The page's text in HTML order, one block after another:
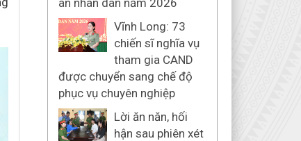
an nhân dân năm 2026
Vĩnh Long: 73
chiến sĩ nghĩa vụ
tham gia CAND
được chuyển sang chế độ
phục vụ chuyên nghiệp
Lời ăn năn, hối
hận sau phiên xét